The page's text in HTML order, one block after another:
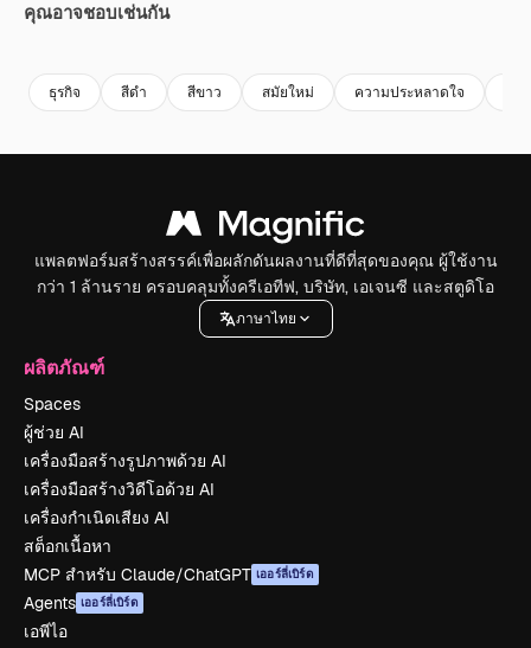
คุณอาจชอบเช่นกัน
ธุรกิจ สีดํา สีขาว สมัยใหม่ ความประหลาดใจ
แพลตฟอร์มสร้างสรรค์เพื่อผลักดันผลงานที่ดีที่สุดของคุณ ผู้ใช้งาน
กว่า 1 ล้านราย ครอบคลุมทั้งครีเอทีฟ, บริษัท, เอเจนซี และสตูดิโอ
ภาษาไทย
ผลิตภัณฑ์
Spaces
ผู้ช่วย AI
เครื่องมือสร้างรูปภาพด้วย AI
เครื่องมือสร้างวิดีโอด้วย AI
เครื่องกำเนิดเสียง AI
สต็อกเนื้อหา
MCP สำหรับ Claude/ChatGPT เออร์ลี่เบิร์ด
Agents เออร์ลี่เบิร์ด
เอพีไอ